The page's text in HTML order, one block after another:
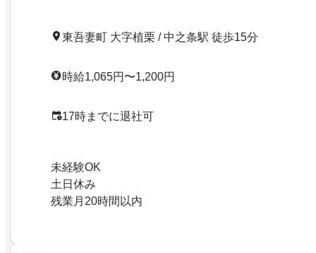
東吾妻町 大字植栗 / 中之条駅 徒歩15分
時給1,065円〜1,200円
17時までに退社可
未経験OK
土日休み
残業月20時間以内